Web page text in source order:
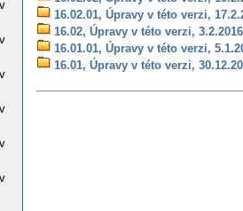
16.02.01, Úpravy v této verzi,
16.02, Úpravy v této verzi, 3.2.2016
16.01.01, Úpravy v této verzi,
16.01, Úpravy v této verzi,